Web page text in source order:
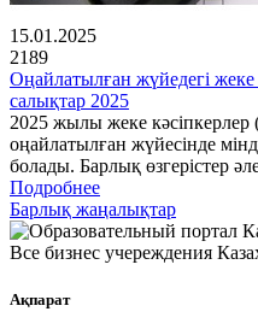
15.01.2025
2189
Оңайлатылған жүйедегі жеке
салықтар 2025
2025 жылы жеке
оңайлатылған жүйесінде
болады. Барлық өзгерістер
Подробнее
Барлық жаңалықтар
Все бизнес учереждения
Ақпарат